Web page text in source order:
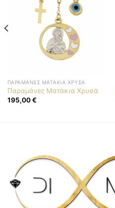
ΠΑΡΑΜΆΝΕΣ ΜΑΤΆΚΙΑ ΧΡΥΣΆ
Παραμάνες Ματάκια Χρυσά
195,00€